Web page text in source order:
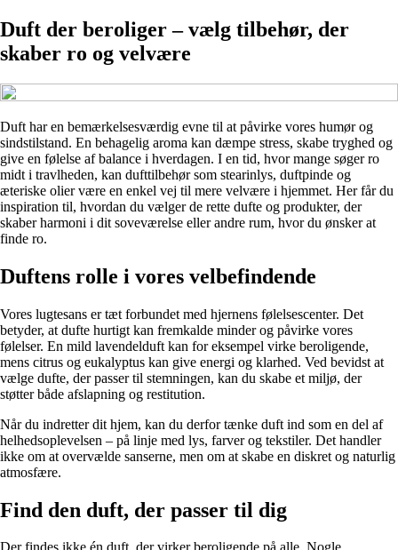
Duft der beroliger – vælg tilbehør, der
skaber ro og velvære
Duft har en bemærkelsesværdig evne til at påvirke vores humør og
sindstilstand. En behagelig aroma kan dæmpe stress, skabe tryghed og
give en følelse af balance i hverdagen. I en tid, hvor mange søger ro
midt i travlheden, kan dufttilbehør som stearinlys, duftpinde og
æteriske olier være en enkel vej til mere velvære i hjemmet. Her får du
inspiration til, hvordan du vælger de rette dufte og produkter, der
skaber harmoni i dit soveværelse eller andre rum, hvor du ønsker at
finde ro.
Duftens rolle i vores velbefindende
Vores lugtesans er tæt forbundet med hjernens følelsescenter. Det
betyder, at dufte hurtigt kan fremkalde minder og påvirke vores
følelser. En mild lavendelduft kan for eksempel virke beroligende,
mens citrus og eukalyptus kan give energi og klarhed. Ved bevidst at
vælge dufte, der passer til stemningen, kan du skabe et miljø, der
støtter både afslapning og restitution.
Når du indretter dit hjem, kan du derfor tænke duft ind som en del af
helhedsoplevelsen – på linje med lys, farver og tekstiler. Det handler
ikke om at overvælde sanserne, men om at skabe en diskret og naturlig
atmosfære.
Find den duft, der passer til dig